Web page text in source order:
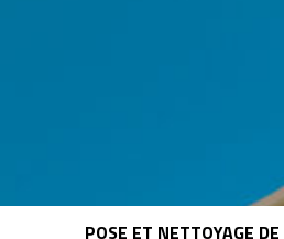
POSE ET NETTOYAGE